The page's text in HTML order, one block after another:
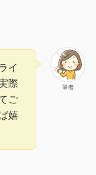
筆者
イ
際
ご
嬉